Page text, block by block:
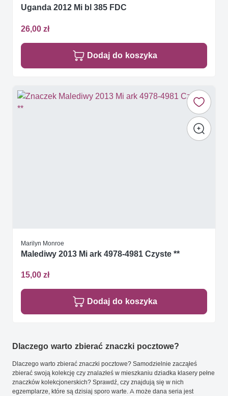
Uganda 2012 Mi bl 385 FDC
26,00 zł
Dodaj do koszyka
Marilyn Monroe
Malediwy 2013 Mi ark 4978-4981 Czyste **
15,00 zł
Dodaj do koszyka
Dlaczego warto zbierać znaczki pocztowe?
Dlaczego warto zbierać znaczki pocztowe? Samodzielnie zacząłeś
zbierać swoją kolekcję czy znalazłeś w mieszkaniu dziadka klasery pełne
znaczków kolekcjonerskich? Sprawdź, czy znajdują się w nich
egzemplarze, które są dzisiaj sporo warte. A może dana seria jest